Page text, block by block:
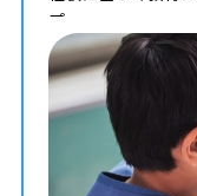
プ」。
タイピングからコ
教材を使って、一
別最適化レッスン
まずはお気軽に無
料金やカリキュラ